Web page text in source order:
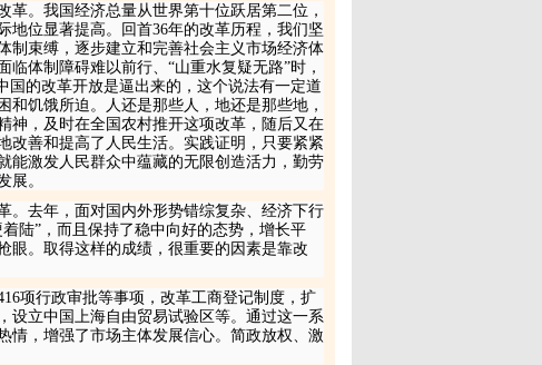
。我国经济总量从世界第十位跃居第二位，
地位显著提高。回首36年的改革历程，我们坚
制束缚，逐步建立和完善社会主义市场经济体
体制障碍难以前行、“山重水复疑无路”时，
国的改革开放是逼出来的，这个说法有一定道
饥饿所迫。人还是那些人，地还是那些地，
神，及时在全国农村推开这项改革，随后又在
改善和提高了人民生活。实践证明，只要紧紧
能激发人民群众中蕴藏的无限创造活力，勤劳
展。
。去年，面对国内外形势错综复杂、经济下行
陆”，而且保持了稳中向好的态势，增长平
眼。取得这样的成绩，很重要的因素是靠改
项行政审批等事项，改革工商登记制度，扩
设立中国上海自由贸易试验区等。通过这一系
情，增强了市场主体发展信心。简政放权、激